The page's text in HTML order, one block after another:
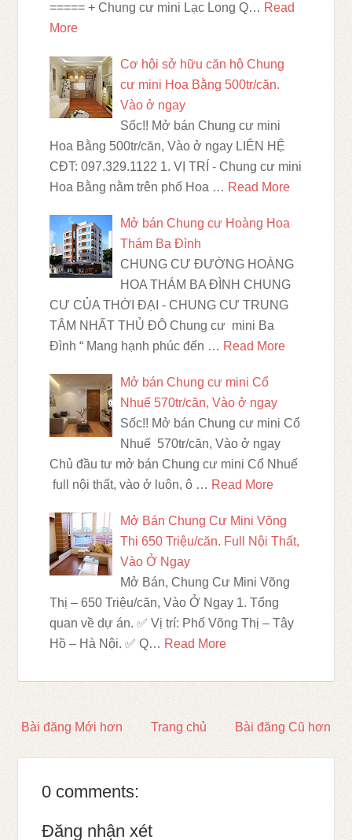
===== + Chung cư mini Lạc Long Q… Read
More
Cơ hội sở hữu căn hộ Chung
cư mini Hoa Bằng 500tr/căn.
Vào ở ngay
Sốc!! Mở bán Chung cư mini
Hoa Bằng 500tr/căn, Vào ở ngay LIÊN HỆ
CĐT: 097.329.1122 1. VỊ TRÍ - Chung cư mini
Hoa Bằng nằm trên phố Hoa … Read More
Mở bán Chung cư Hoàng Hoa
Thám Ba Đình
CHUNG CƯ ĐƯỜNG HOÀNG
HOA THÁM BA ĐÌNH CHUNG
CƯ CỦA THỜI ĐẠI - CHUNG CƯ TRUNG
TÂM NHẤT THỦ ĐÔ Chung cư mini Ba
Đình “ Mang hạnh phúc đến … Read More
Mở bán Chung cư mini Cổ
Nhuế 570tr/căn, Vào ở ngay
Sốc!! Mở bán Chung cư mini Cổ
Nhuế 570tr/căn, Vào ở ngay
Chủ đầu tư mở bán Chung cư mini Cổ Nhuế
full nội thất, vào ở luôn, ô … Read More
Mở Bán Chung Cư Mini Võng
Thi 650 Triệu/căn. Full Nội Thất,
Vào Ở Ngay
Mở Bán, Chung Cư Mini Võng
Thị – 650 Triệu/căn, Vào Ở Ngay 1. Tổng
quan về dự án. ✅ Vị trí: Phố Võng Thị – Tây
Hồ – Hà Nội. ✅ Q… Read More
Bài đăng Mới hơn Bài đăng Cũ hơn
Trang chủ
0 comments:
Đăng nhận xét